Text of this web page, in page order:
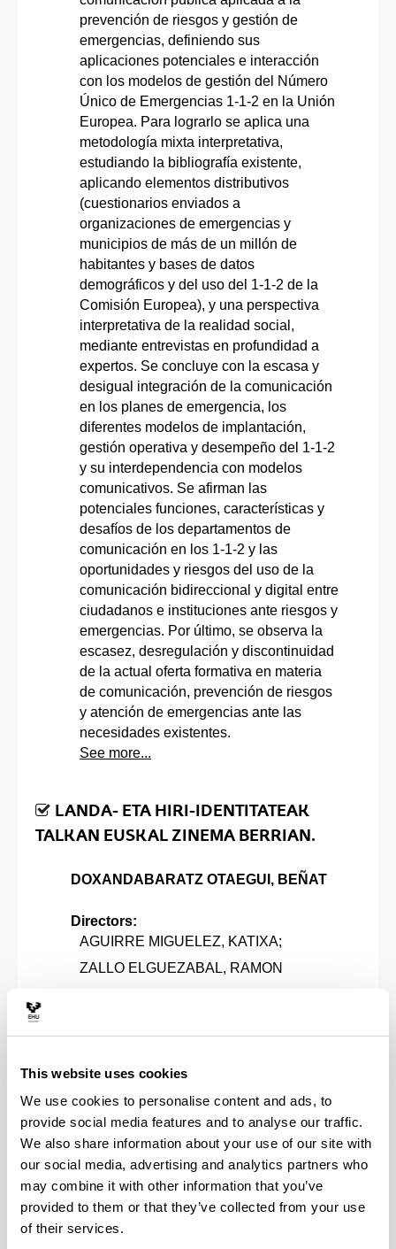
This website uses cookies
We use cookies to personalise content and ads, to
provide social media features and to analyse our traffic.
We also share information about your use of our site with
our social media, advertising and analytics partners who
may combine it with other information that you’ve
provided to them or that they’ve collected from your use
of their services.
prevención de riesgos y gestión de
emergencias, definiendo sus
aplicaciones potenciales e interacción
con los modelos de gestión del Número
Único de Emergencias 1-1-2 en la Unión
Europea. Para lograrlo se aplica una
metodología mixta interpretativa,
estudiando la bibliografía existente,
aplicando elementos distributivos
(cuestionarios enviados a
organizaciones de emergencias y
municipios de más de un millón de
habitantes y bases de datos
demográficos y del uso del 1-1-2 de la
Comisión Europea), y una perspectiva
interpretativa de la realidad social,
mediante entrevistas en profundidad a
expertos. Se concluye con la escasa y
desigual integración de la comunicación
en los planes de emergencia, los
diferentes modelos de implantación,
gestión operativa y desempeño del 1-1-2
y su interdependencia con modelos
comunicativos. Se afirman las
potenciales funciones, características y
desafíos de los departamentos de
comunicación en los 1-1-2 y las
oportunidades y riesgos del uso de la
comunicación bidireccional y digital entre
ciudadanos e instituciones ante riesgos y
emergencias. Por último, se observa la
escasez, desregulación y discontinuidad
de la actual oferta formativa en materia
de comunicación, prevención de riesgos
y atención de emergencias ante las
necesidades existentes.
See more...
LANDA- ETA HIRI-IDENTITATEAK
TALKAN EUSKAL ZINEMA BERRIAN.
DOXANDABARATZ OTAEGUI, BEÑAT
Directors:
AGUIRRE MIGUELEZ, KATIXA;
ZALLO ELGUEZABAL, RAMON
Year:
Ikerlan honetan aztertu da 2005etik
aurrerako euskal zinemak euskal
gatazkari buruzko gaia alboratu eta
identitate-borrokak irudikatzera pasa
dela, fokua landa- eta hiri- identitateen
arteko talkan jarrita. Horretarako,
euskaraz egindako zortzi film analizatu